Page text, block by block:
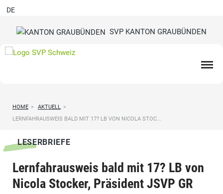
SVP KANTON GRAUBÜNDEN
DE
HOME > AKTUELL >
LERNFAHRAUSWEIS BALD MIT 17? LB VON NICOLA STOC...
LESERBRIEFE
Lernfahrausweis bald mit 17? LB von
Nicola Stocker, Präsident JSVP GR